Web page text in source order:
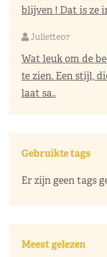
blijven ! Dat is ze
Juliette07
Wat leuk om de
te zien. Een stijl,
laat sa..
Gebruikte tags
Er zijn geen tags
Meest gelezen